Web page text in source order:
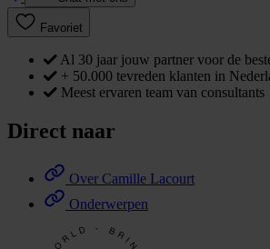
Favoriet
Al 30 jaar jouw partner voor de
+ 50.000 tevreden klanten in
Meest ervaren team van consultants
Direct naar
Over Camille Lacourt
Onderwerpen